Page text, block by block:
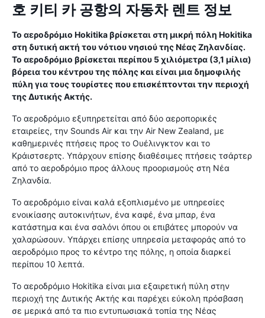
호 키티 카 공항의 자동차 렌트 정보
Το αεροδρόμιο Hokitika βρίσκεται στη μικρή πόλη Hokitika
στη δυτική ακτή του νότιου νησιού της Νέας Ζηλανδίας.
Το αεροδρόμιο βρίσκεται περίπου 5 χιλιόμετρα (3,1 μίλια)
βόρεια του κέντρου της πόλης και είναι μια δημοφιλής
πύλη για τους τουρίστες που επισκέπτονται την περιοχή
της Δυτικής Ακτής.
Το αεροδρόμιο εξυπηρετείται από δύο αεροπορικές
εταιρείες, την Sounds Air και την Air New Zealand, με
καθημερινές πτήσεις προς το Ουέλινγκτον και το
Κράιστσερτς. Υπάρχουν επίσης διαθέσιμες πτήσεις τσάρτερ
από το αεροδρόμιο προς άλλους προορισμούς στη Νέα
Ζηλανδία.
Το αεροδρόμιο είναι καλά εξοπλισμένο με υπηρεσίες
ενοικίασης αυτοκινήτων, ένα καφέ, ένα μπαρ, ένα
κατάστημα και ένα σαλόνι όπου οι επιβάτες μπορούν να
χαλαρώσουν. Υπάρχει επίσης υπηρεσία μεταφοράς από το
αεροδρόμιο προς το κέντρο της πόλης, η οποία διαρκεί
περίπου 10 λεπτά.
Το αεροδρόμιο Hokitika είναι μια εξαιρετική πύλη στην
περιοχή της Δυτικής Ακτής και παρέχει εύκολη πρόσβαση
σε μερικά από τα πιο εντυπωσιακά τοπία της Νέας